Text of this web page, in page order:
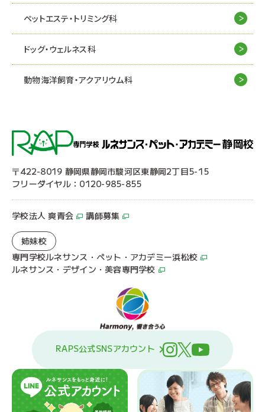
ペットエステ・トリミング科
ドッグ・ウェルネス科
動物海洋飼育・アクアリウム科
〒422-8019 静岡県静岡市駿河区東静岡2丁目5-15
フリーダイヤル：0120-985-855
学校法人 爽青会 講師募集
姉妹校
専門学校ルネサンス・ペット・アカデミー浜松校
ルネサンス・デザイン・美容専門学校
RAPS公式SNSアカウント